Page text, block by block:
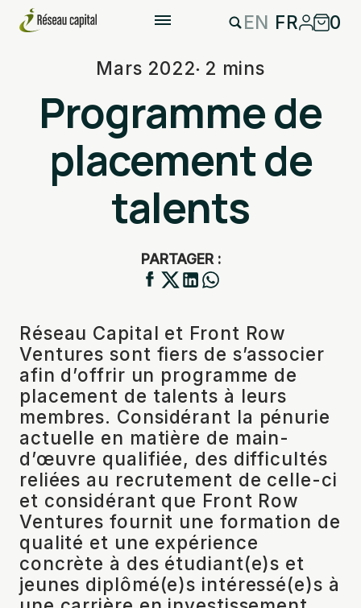
EN FR 0
Mars 2022 2 mins
Programme de
placement de
talents
PARTAGER :
Réseau Capital et Front Row
Ventures sont fiers de s’associer
afin d’offrir un programme de
placement de talents à leurs
membres. Considérant la pénurie
actuelle en matière de main-
d’œuvre qualifiée, des difficultés
reliées au recrutement de celle-ci
et considérant que Front Row
Ventures fournit une formation de
qualité et une expérience
concrète à des étudiant(e)s et
jeunes diplômé(e)s intéressé(e)s à